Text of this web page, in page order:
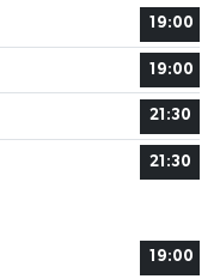
19:00
19:00
21:30
21:30
19:00